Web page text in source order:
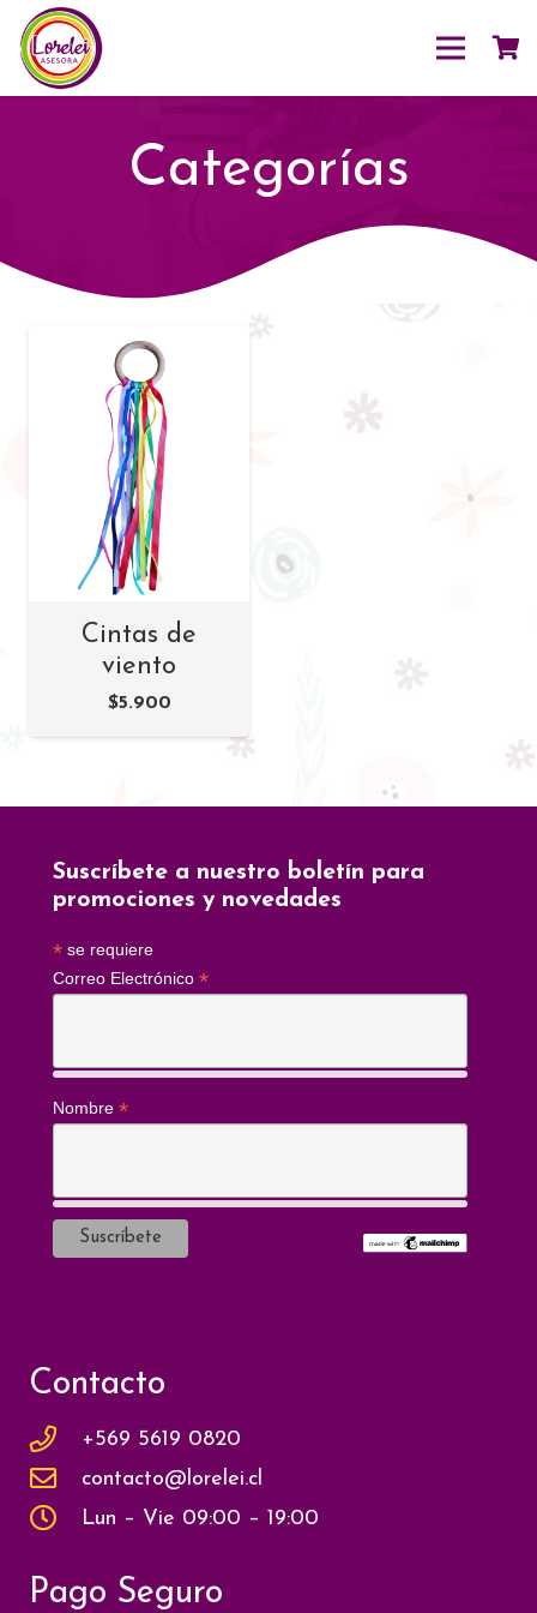
Categorías
Cintas de
viento
$5.900
Suscríbete a nuestro boletín para
promociones y novedades
* se requiere
Correo Electrónico *
Nombre *
Contacto
+569 5619 0820
contacto@lorelei.cl
Lun – Vie 09:00 – 19:00
Pago Seguro